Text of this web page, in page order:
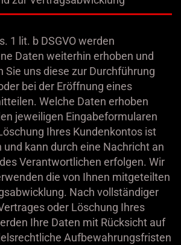
1 lit. b DSGVO werden
Daten weiterhin erhoben und
Sie uns diese zur Durchführung
bei der Eröffnung eines
Welche Daten erhoben
jeweiligen Eingabeformularen
Ihres Kundenkontos ist
kann durch eine Nachricht an
Verantwortlichen erfolgen. Wir
die von Ihnen mitgeteilten
Nach vollständiger
oder Löschung Ihres
Ihre Daten mit Rücksicht auf
Aufbewahrungsfristen